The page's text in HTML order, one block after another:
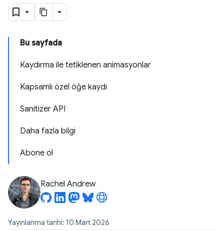
Bu sayfada
Kaydırma ile tetiklenen animasyonlar
Kapsamlı özel öğe kaydı
Sanitizer API
Daha fazla bilgi
Abone ol
Rachel Andrew
Yayınlanma tarihi: 10 Mart 2026